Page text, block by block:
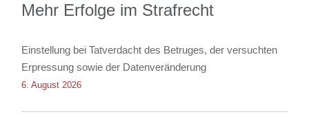
Mehr Erfolge im Strafrecht
Einstellung bei Tatverdacht des Betruges, der versuchten
Erpressung sowie der Datenveränderung
6. August 2026